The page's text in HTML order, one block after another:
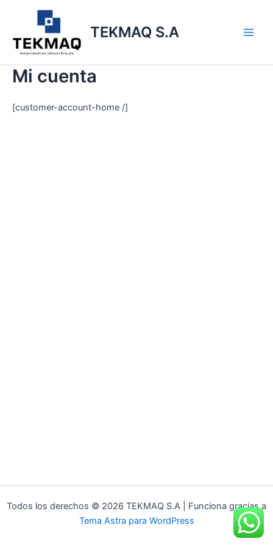
contenido
TEKMAQ S.A
Mi cuenta
[customer-account-home /]
Todos los derechos © 2026 TEKMAQ S.A | Funciona gracias a
Tema Astra para WordPress